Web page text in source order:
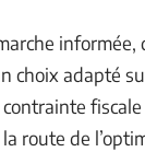
informée,
choix adapté
fiscale
route de